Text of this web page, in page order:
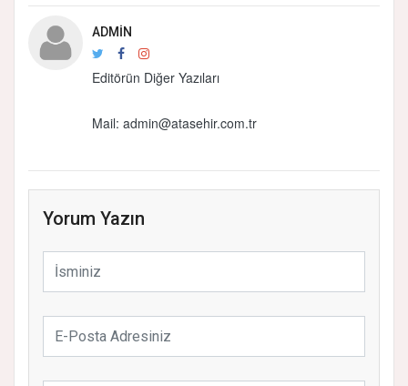
ADMIN
Editörün Diğer Yazıları
Mail: admin@atasehir.com.tr
Yorum Yazın